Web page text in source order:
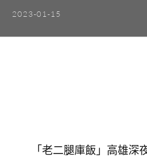
2023-01-15
「老二腿庫飯」高雄深